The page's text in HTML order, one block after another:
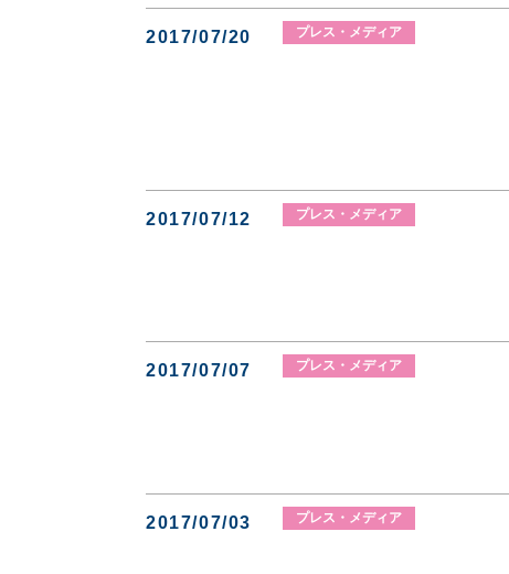
2017/07/20 プレス・メディア
2017/07/12 プレス・メディア
2017/07/07 プレス・メディア
2017/07/03 プレス・メディア